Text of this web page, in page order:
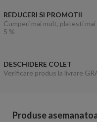
REDUCERI SI PROMOTII
Cumperi mai mult, platesti
5 %
DESCHIDERE COLET
Verificare produs la livrare
Produse